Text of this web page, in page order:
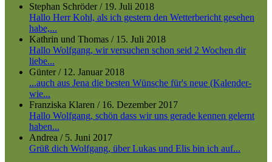
Stephan Schröder/ 19. Juli 2018
Hallo Herr Kohl, als ich gestern den Wetterbericht gesehen
habe,...
Kathrin und Thomas / 15. Juli 2018
Hallo Wolfgang, wir versuchen schon seid 2 Wochen dir
liebe...
Günter/ 12. Januar 2018
...auch aus Jena die besten Wünsche für's neue (Kalender-
wie...
Franziska Klaren / 16. Dezember 2017
Hallo Wolfgang, schön dass wir uns gerade kennen gelernt
haben...
Andrea / 5. Juni 2017
Grüß dich Wolfgang, über Lukas und Elis bin ich auf...